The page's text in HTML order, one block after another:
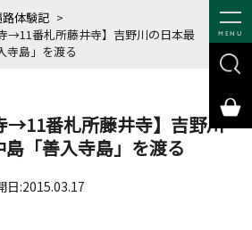
MENU
体験記 >
→11番札所藤井寺】吉野川の日本最
寺島」を渡る
→11番札所藤井寺】吉野川
「善入寺島」を渡る
日:2015.03.17